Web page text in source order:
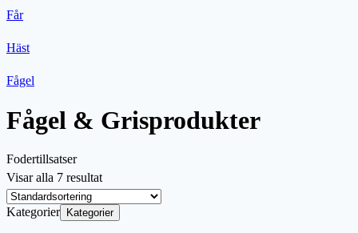
Får
Häst
Fågel
Fågel & Grisprodukter
Fodertillsatser
Visar alla 7 resultat
Kategorier Kategorier